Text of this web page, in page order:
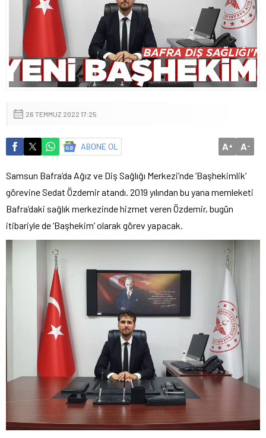
26 TEMMUZ 2022 17:25
ABONE OL A+ A-
Samsun Bafra’da Ağız ve Diş Sağlığı Merkezi’nde ‘Başhekimlik’
görevine Sedat Özdemir atandı. 2019 yılından bu yana memleketi
Bafra’daki sağlık merkezinde hizmet veren Özdemir, bugün
itibariyle de ‘Başhekim’ olarak görev yapacak.